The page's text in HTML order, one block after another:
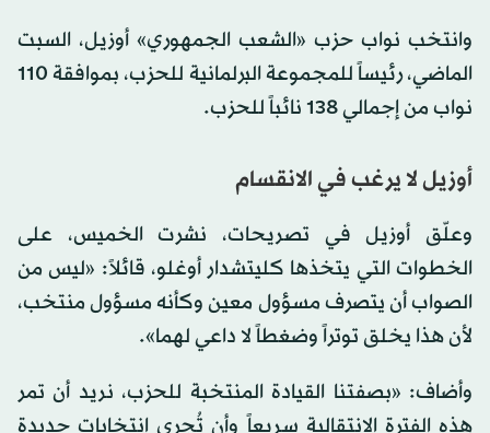
وانتخب نواب حزب «الشعب الجمهوري» أوزيل، السبت
الماضي، رئيساً للمجموعة البرلمانية للحزب، بموافقة 110
نواب من إجمالي 138 نائباً للحزب.
أوزيل لا يرغب في الانقسام
وعلّق أوزيل في تصريحات، نشرت الخميس، على
الخطوات التي يتخذها كليتشدار أوغلو، قائلاً: «ليس من
الصواب أن يتصرف مسؤول معين وكأنه مسؤول منتخب،
لأن هذا يخلق توتراً وضغطاً لا داعي لهما».
وأضاف: «بصفتنا القيادة المنتخبة للحزب، نريد أن تمر
هذه الفترة الانتقالية سريعاً وأن تُجرى انتخابات جديدة